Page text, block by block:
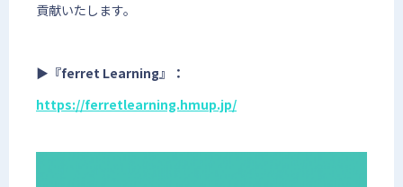
貢献いたします。
▶︎『ferret Learning』：
https://ferretlearning.hmup.jp/